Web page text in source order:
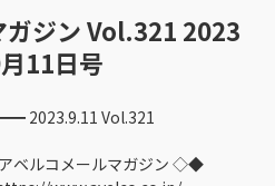
ガジン Vol.321 2023
11日号
Vol.321
ルマガジン ◇◆